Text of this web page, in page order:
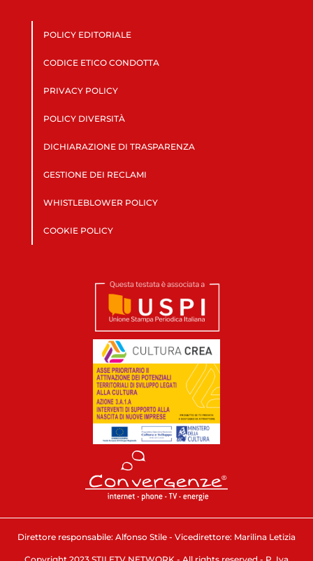
POLICY EDITORIALE
CODICE ETICO CONDOTTA
PRIVACY POLICY
POLICY DIVERSITÀ
DICHIARAZIONE DI TRASPARENZA
GESTIONE DEI RECLAMI
WHISTLEBLOWER POLICY
COOKIE POLICY
Direttore responsabile: Alfonso Stile - Vicedirettore: Marilina Letizia